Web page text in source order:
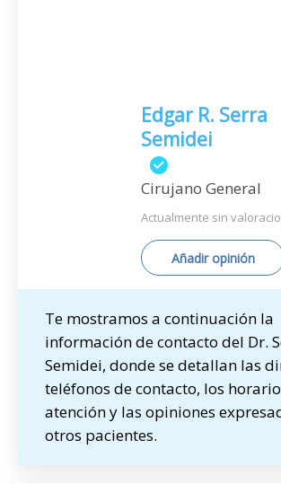
Edgar R. Serra
Semidei
Cirujano General
Actualmente sin
Añadir opinión
Te mostramos a continuación la
información de contacto del Dr.
Semidei, donde se detallan las
teléfonos de contacto, los
atención y las opiniones
otros pacientes.